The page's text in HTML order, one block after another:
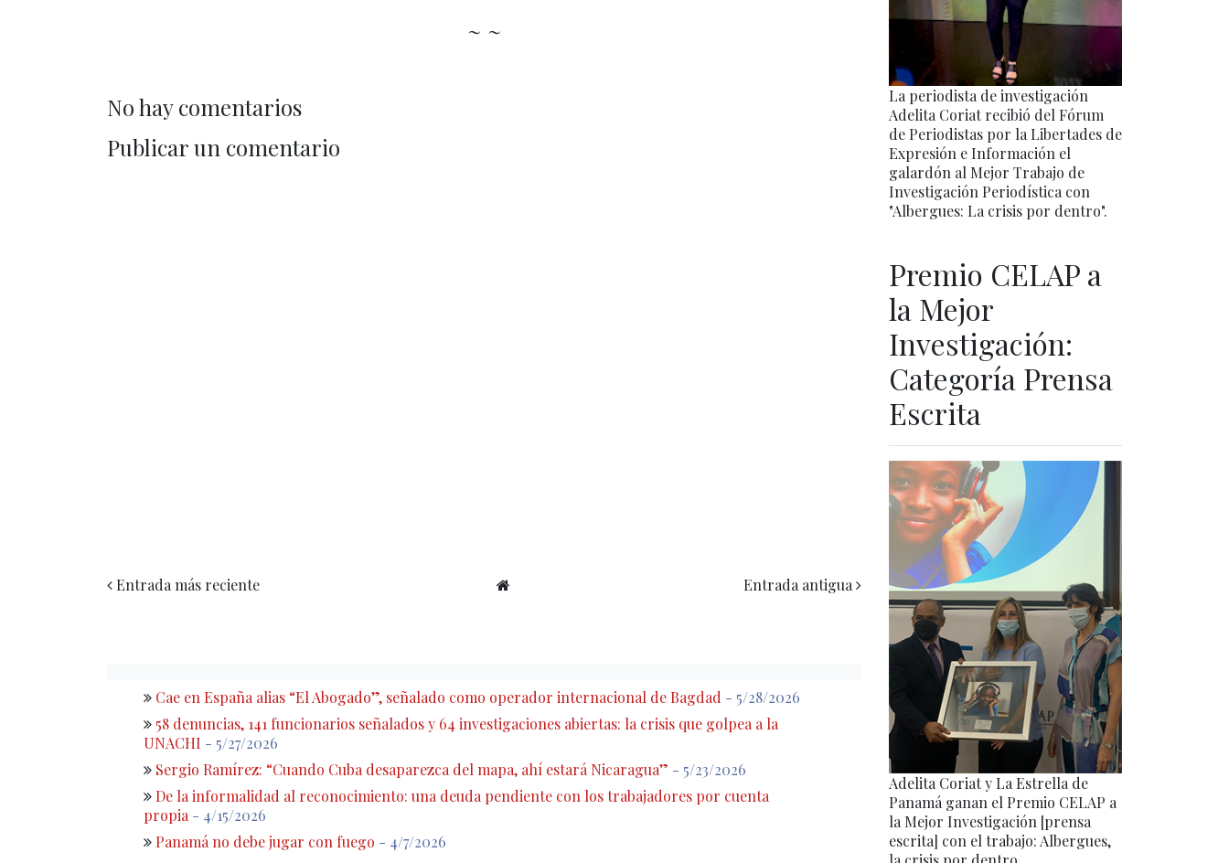
~ ~
No hay comentarios
Publicar un comentario
Entrada más reciente Entrada antigua
Cae en España alias “El Abogado”, señalado como operador internacional de Bagdad - 5/28/2026
58 denuncias, 141 funcionarios señalados y 64 investigaciones abiertas: la crisis que golpea a la
UNACHI - 5/27/2026
Sergio Ramírez: “Cuando Cuba desaparezca del mapa, ahí estará Nicaragua” - 5/23/2026
De la informalidad al reconocimiento: una deuda pendiente con los trabajadores por cuenta
propia - 4/15/2026
Panamá no debe jugar con fuego - 4/7/2026
La periodista de investigación
Adelita Coriat recibió del Fórum
de Periodistas por la Libertades de
Expresión e Información el
galardón al Mejor Trabajo de
Investigación Periodística con
"Albergues: La crisis por dentro".
Premio CELAP a
la Mejor
Investigación:
Categoría Prensa
Escrita
Adelita Coriat y La Estrella de
Panamá ganan el Premio CELAP a
la Mejor Investigación [prensa
escrita] con el trabajo: Albergues,